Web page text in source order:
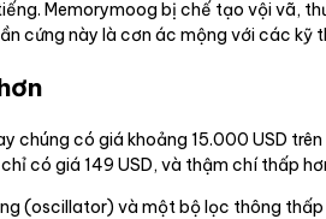
Memorymoog bị chế tạo vội vã,
cứng này là cơn ác mộng với các
có giá khoảng 15.000 USD
có giá 149 USD, và thậm chí thấp
(oscillator) và một bộ lọc thông